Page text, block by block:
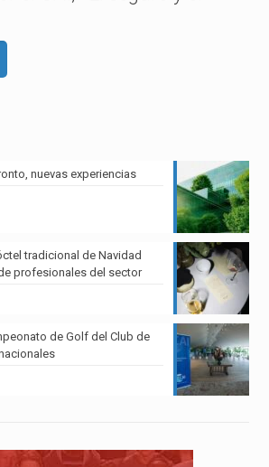
nuevas experiencias
tradicional de Navidad
profesionales del sector
de Golf del Club de